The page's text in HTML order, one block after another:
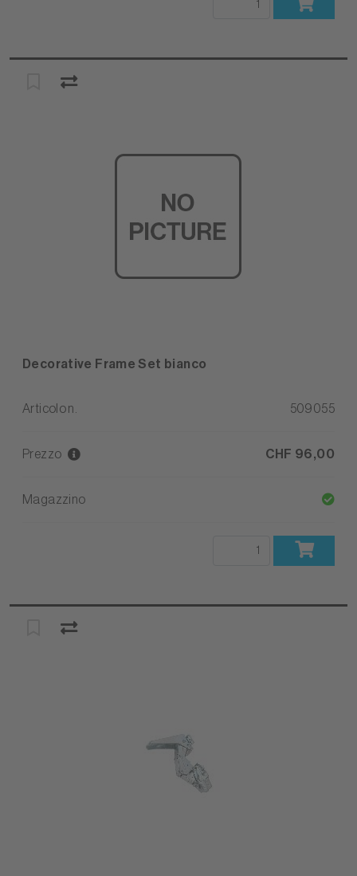
Decorative Frame Set bianco
Articolo n. 509055
Prezzo CHF 96,00
Magazzino